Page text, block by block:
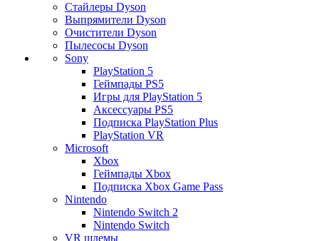
Стайлеры Dyson
Выпрямители Dyson
Очистители Dyson
Пылесосы Dyson
Sony
PlayStation 5
Геймпады PS5
Игры для PlayStation 5
Аксессуары PS5
Подписка PlayStation Plus
PlayStation VR
Microsoft
Xbox
Геймпады Xbox
Подписка Xbox Game Pass
Nintendo
Nintendo Switch 2
Nintendo Switch
VR шлемы